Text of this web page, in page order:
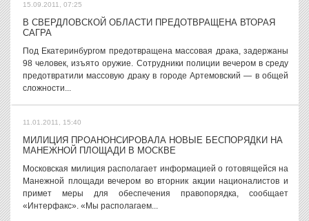
15.09.2011, 07:25
В СВЕРДЛОВСКОЙ ОБЛАСТИ ПРЕДОТВРАЩЕНА ВТОРАЯ
САГРА
Под Екатеринбургом предотвращена массовая драка, задержаны
98 человек, изъято оружие. Сотрудники полиции вечером в среду
предотвратили массовую драку в городе Артемовский — в общей
сложности...
11.01.2011, 15:40
МИЛИЦИЯ ПРОАНОНСИРОВАЛА НОВЫЕ БЕСПОРЯДКИ НА
МАНЕЖНОЙ ПЛОЩАДИ В МОСКВЕ
Московская милиция располагает информацией о готовящейся на
Манежной площади вечером во вторник акции националистов и
примет меры для обеспечения правопорядка, сообщает
«Интерфакс». «Мы располагаем...